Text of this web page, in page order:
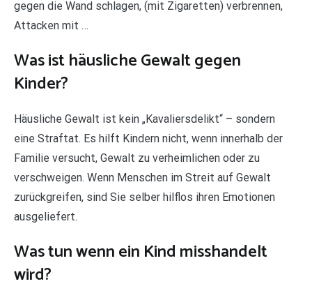
gegen die Wand schlagen, (mit Zigaretten) verbrennen,
Attacken mit …
Was ist häusliche Gewalt gegen
Kinder?
Häusliche Gewalt ist kein „Kavaliersdelikt“ – sondern
eine Straftat. Es hilft Kindern nicht, wenn innerhalb der
Familie versucht, Gewalt zu verheimlichen oder zu
verschweigen. Wenn Menschen im Streit auf Gewalt
zurückgreifen, sind Sie selber hilflos ihren Emotionen
ausgeliefert.
Was tun wenn ein Kind misshandelt
wird?